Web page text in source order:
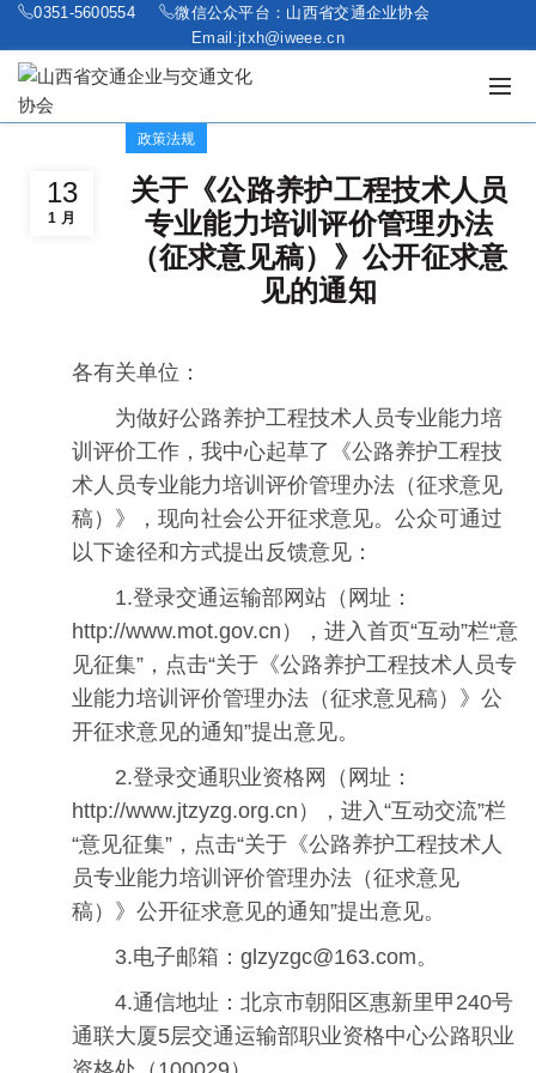
0351-5600554
微信公众平台：山西省交通企业协会
Email:jtxh@iweee.cn
13
1 月
政策法规
关于《公路养护工程技术人员
专业能力培训评价管理办法
（征求意见稿）》公开征求意
见的通知
各有关单位：
为做好公路养护工程技术人员专业能力培
训评价工作，我中心起草了《公路养护工程技
术人员专业能力培训评价管理办法（征求意见
稿）》，现向社会公开征求意见。公众可通过
以下途径和方式提出反馈意见：
1.登录交通运输部网站（网址：
http://www.mot.gov.cn），进入首页“互动”栏“意
见征集”，点击“关于《公路养护工程技术人员专
业能力培训评价管理办法（征求意见稿）》公
开征求意见的通知”提出意见。
2.登录交通职业资格网（网址：
http://www.jtzyzg.org.cn），进入“互动交流”栏
“意见征集”，点击“关于《公路养护工程技术人
员专业能力培训评价管理办法（征求意见
稿）》公开征求意见的通知”提出意见。
3.电子邮箱：glzyzgc@163.com。
4.通信地址：北京市朝阳区惠新里甲240号
通联大厦5层交通运输部职业资格中心公路职业